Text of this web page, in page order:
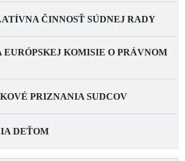
ČINNOSŤ SÚDNEJ RADY
EURÓPSKEJ KOMISIE O PRÁVNOM
PRIZNANIA SUDCOV
DEŤOM